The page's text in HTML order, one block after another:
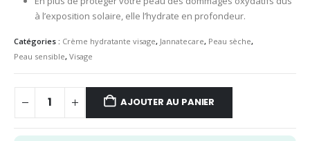
à l’exposition solaire, elle l’hydrate en profondeur.
Catégories : Crème hydratante visage, Jannatecare, Peau sèche,
Peau sensible, Visage
AJOUTER AU PANIER